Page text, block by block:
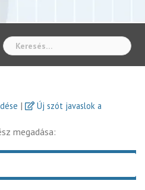
|
Új szót javaslok a
megadása: